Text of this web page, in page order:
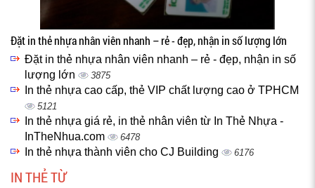
Đặt in thẻ nhựa nhân viên nhanh – rẻ - đẹp, nhận in số lượng lớn
Đặt in thẻ nhựa nhân viên nhanh – rẻ - đẹp, nhận in số
lượng lớn
3875
In thẻ nhựa cao cấp, thẻ VIP chất lượng cao ở TPHCM
5121
In thẻ nhựa giá rẻ, in thẻ nhân viên từ In Thẻ Nhựa -
InTheNhua.com
6478
In thẻ nhựa thành viên cho CJ Building 6176
IN THẺ TỪ